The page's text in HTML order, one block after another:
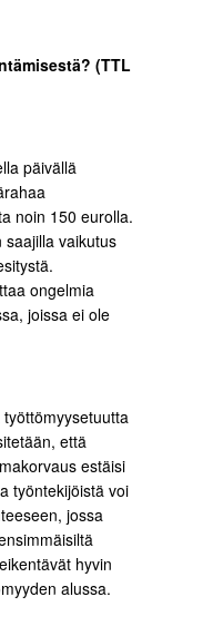
(TTL
päivällä
noin 150 eurolla.
saajilla vaikutus
ongelmia
joissa ei ole
että
estäisi
työntekijöistä voi
jossa
hyvin
alussa.